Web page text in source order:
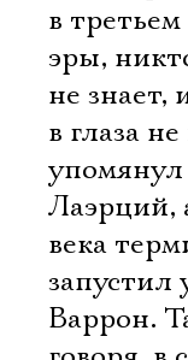
в
эры,
не знает,
в глаза не
Лаэрций,
века
Варрон.